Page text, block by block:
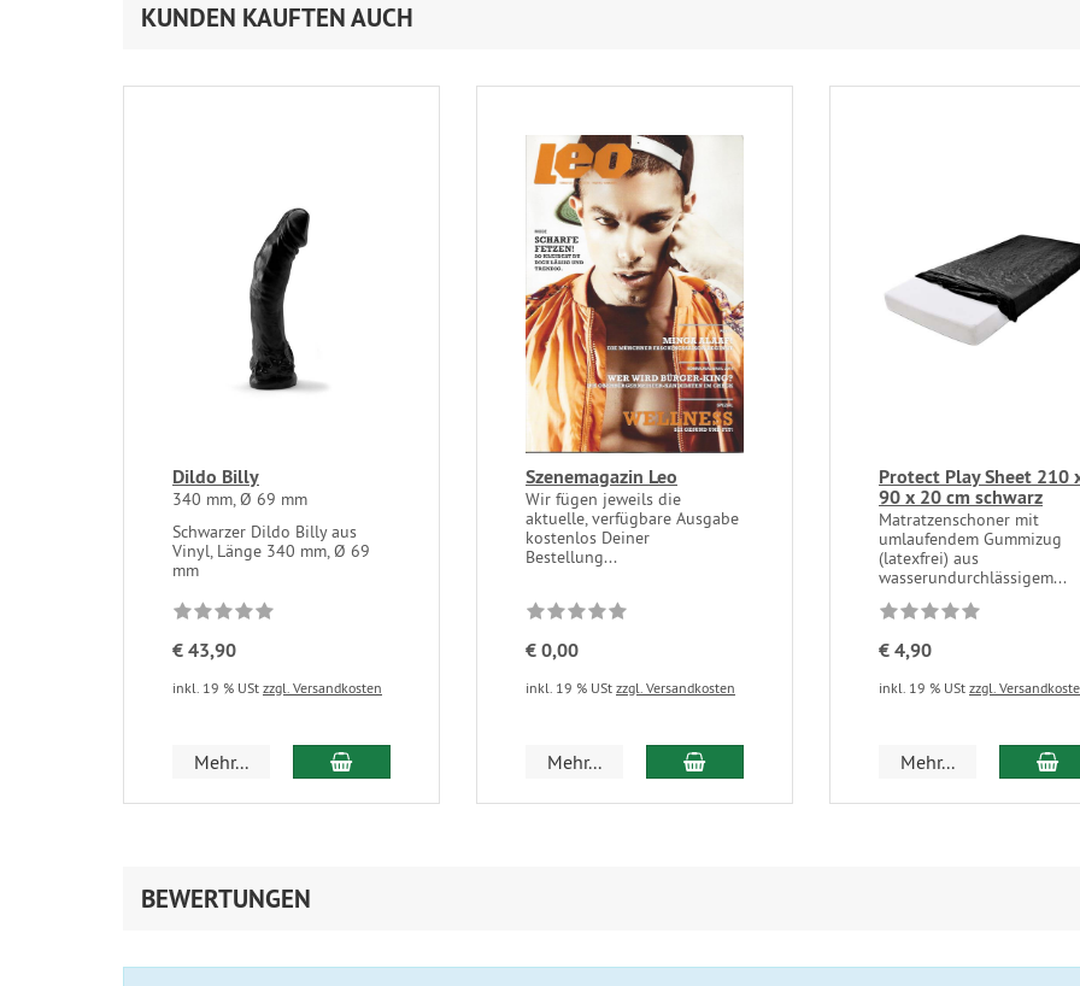
KUNDEN KAUFTEN AUCH
Dildo Billy
340 mm, Ø 69 mm
Schwarzer Dildo Billy aus
Vinyl, Länge 340 mm, Ø 69
mm
€ 43,90
inkl. 19 % USt zzgl. Versandkosten
Mehr... In den Warenkorb
Szenemagazin Leo
Wir fügen jeweils die
aktuelle, verfügbare Ausgabe
kostenlos Deiner
Bestellung...
€ 0,00
inkl. 19 % USt zzgl. Versandkosten
Mehr... In den Warenkorb
Protect Play Sheet 210
90 x 20 cm schwarz
Matratzenschoner mit
umlaufendem Gummizug
(latexfrei) aus
wasserundurchlässigem...
€ 4,90
inkl. 19 % USt zzgl.
Mehr... In
BEWERTUNGEN